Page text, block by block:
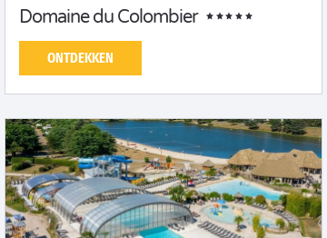
Domaine du Colombier
ONTDEKKEN